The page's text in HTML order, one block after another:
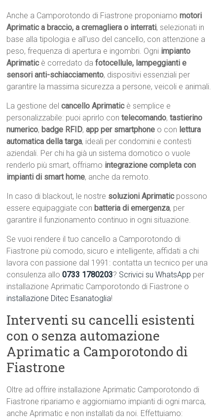
Anche a Camporotondo di Fiastrone proponiamomotori
Aprimatic a braccio, a cremagliera o interrati, selezionati in
base alla tipologia e all’uso del cancello, con attenzione a
peso, frequenza di apertura e ingombri. Ogni impianto
Aprimaticè corredato dafotocellule, lampeggianti e
sensori anti-schiacciamento, dispositivi essenziali per
garantire la massima sicurezza a persone, veicoli e animali.
La gestione delcancello Aprimaticè semplice e
personalizzabile: puoi aprirlo contelecomando,tastierino
numerico, badge RFID,app per smartphone o con lettura
automatica della targa, ideali per condomini e contesti
aziendali. Per chi ha già un sistema domotico o vuole
renderlo più smart, offriamo integrazione completa con
impianti di smart home, anche da remoto.
In caso di blackout, le nostre soluzioni Aprimaticpossono
essere equipaggiate con batteria di emergenza, per
garantire il funzionamento continuo in ogni situazione.
Se vuoi rendere il tuo cancello a Camporotondo di
Fiastrone più comodo, sicuro e intelligente, affidati a chi
lavora con passione dal 1991: contatta un tecnico per una
consulenza allo0733 1780203? Scrivici su WhatsApp per
installazione Aprimatic Camporotondo di Fiastrone o
installazione Ditec Esanatoglia!
Interventi su cancelli esistenti
con o senza automazione
Aprimatic a Camporotondo di
Fiastrone
Oltre ad offrire installazione Aprimatic Camporotondo di
Fiastrone ripariamo e aggiorniamo impianti di ogni marca,
anche Aprimatic e non installati da noi. Effettuiamo: